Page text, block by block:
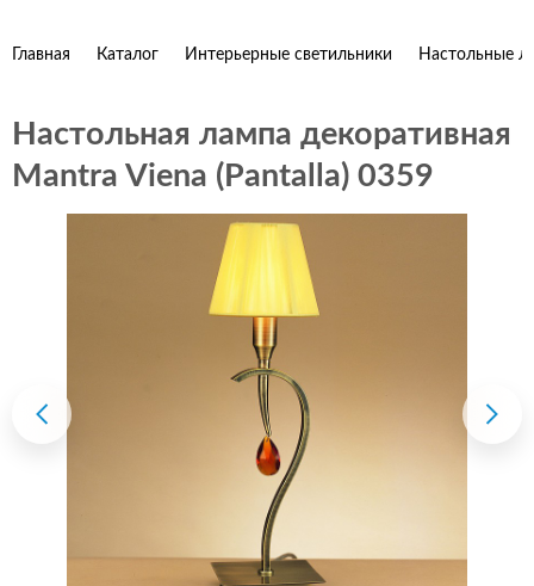
Главная Каталог Интерьерные светильники Настольные
Настольная лампа декоративная
Mantra Viena (Pantalla) 0359